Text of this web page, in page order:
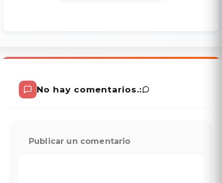
No hay comentarios.:
Publicar un comentario